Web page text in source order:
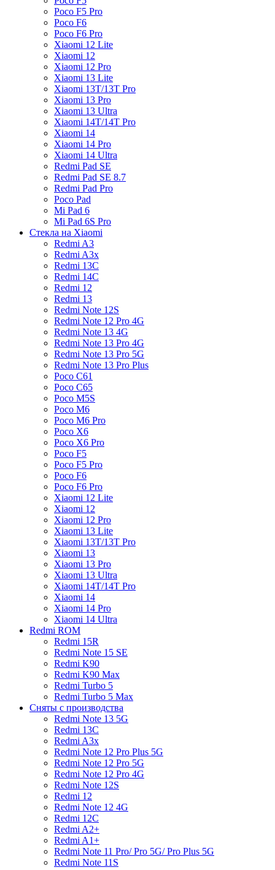
Poco F5 Pro
Poco F6
Poco F6 Pro
Xiaomi 12 Lite
Xiaomi 12
Xiaomi 12 Pro
Xiaomi 13 Lite
Xiaomi 13T/13T Pro
Xiaomi 13 Pro
Xiaomi 13 Ultra
Xiaomi 14T/14T Pro
Xiaomi 14
Xiaomi 14 Pro
Xiaomi 14 Ultra
Redmi Pad SE
Redmi Pad SE 8.7
Redmi Pad Pro
Poco Pad
Mi Pad 6
Mi Pad 6S Pro
Стекла на Xiaomi
Redmi A3
Redmi A3x
Redmi 13C
Redmi 14C
Redmi 12
Redmi 13
Redmi Note 12S
Redmi Note 12 Pro 4G
Redmi Note 13 4G
Redmi Note 13 Pro 4G
Redmi Note 13 Pro 5G
Redmi Note 13 Pro Plus
Poco C61
Poco C65
Poco M5S
Poco M6
Poco M6 Pro
Poco X6
Poco X6 Pro
Poco F5
Poco F5 Pro
Poco F6
Poco F6 Pro
Xiaomi 12 Lite
Xiaomi 12
Xiaomi 12 Pro
Xiaomi 13 Lite
Xiaomi 13T/13T Pro
Xiaomi 13
Xiaomi 13 Pro
Xiaomi 13 Ultra
Xiaomi 14T/14T Pro
Xiaomi 14
Xiaomi 14 Pro
Xiaomi 14 Ultra
Redmi ROM
Redmi 15R
Redmi Note 15 SE
Redmi K90
Redmi K90 Max
Redmi Turbo 5
Redmi Turbo 5 Max
Сняты с производства
Redmi Note 13 5G
Redmi 13C
Redmi A3x
Redmi Note 12 Pro Plus 5G
Redmi Note 12 Pro 5G
Redmi Note 12 Pro 4G
Redmi Note 12S
Redmi 12
Redmi Note 12 4G
Redmi 12C
Redmi A2+
Redmi A1+
Redmi Note 11 Pro/ Pro 5G/ Pro Plus 5G
Redmi Note 11S